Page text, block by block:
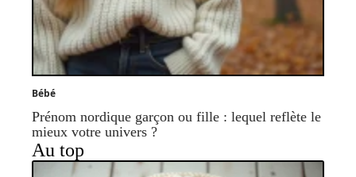
Bébé
Prénom nordique garçon ou fille : lequel reflète le
mieux votre univers ?
Au top